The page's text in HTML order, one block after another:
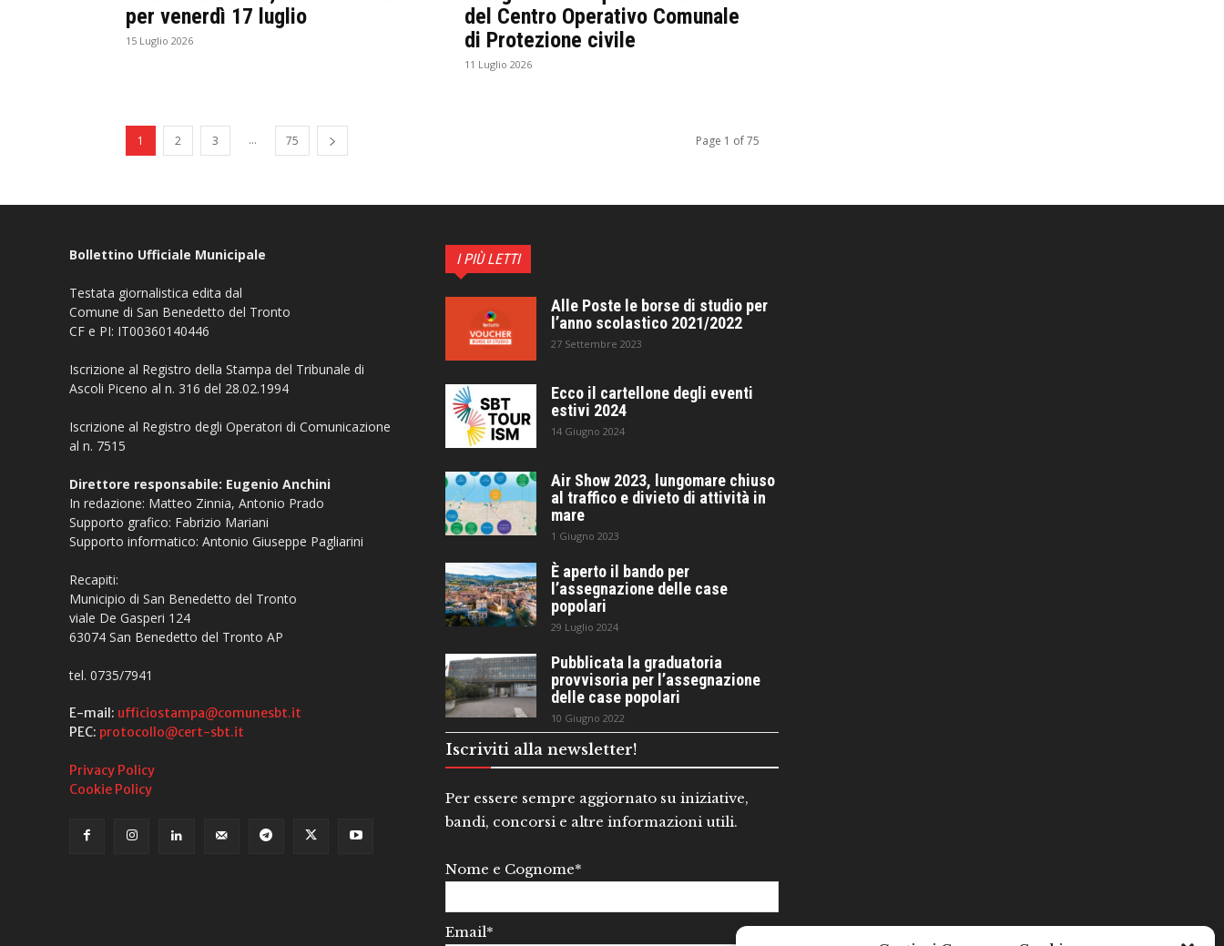
per venerdì 17 luglio
15 Luglio 2026
del Centro Operativo Comunale
di Protezione civile
11 Luglio 2026
1 2 3 ... 75 Page 1 of 75
Bollettino Ufficiale Municipale
Testata giornalistica edita dal
Comune di San Benedetto del Tronto
CF e PI: IT00360140446
Iscrizione al Registro della Stampa del Tribunale di
Ascoli Piceno al n. 316 del 28.02.1994
Iscrizione al Registro degli Operatori di Comunicazione
al n. 7515
Direttore responsabile: Eugenio Anchini
In redazione: Matteo Zinnia, Antonio Prado
Supporto grafico: Fabrizio Mariani
Supporto informatico: Antonio Giuseppe Pagliarini
Recapiti:
Municipio di San Benedetto del Tronto
viale De Gasperi 124
63074 San Benedetto del Tronto AP
tel. 0735/7941
E-mail: ufficiostampa@comunesbt.it
PEC: protocollo@cert-sbt.it
Privacy Policy
Cookie Policy
I PIÙ LETTI
Alle Poste le borse di studio per
l’anno scolastico 2021/2022
27 Settembre 2023
Ecco il cartellone degli eventi
estivi 2024
14 Giugno 2024
Air Show 2023, lungomare chiuso
al traffico e divieto di attività in
mare
1 Giugno 2023
È aperto il bando per
l’assegnazione delle case
popolari
29 Luglio 2024
Pubblicata la graduatoria
provvisoria per l’assegnazione
delle case popolari
10 Giugno 2022
Iscriviti alla newsletter!
Per essere sempre aggiornato su iniziative,
bandi, concorsi e altre informazioni utili.
Nome e Cognome*
Email*